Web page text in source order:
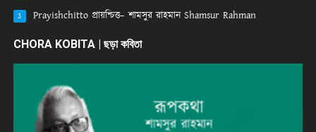
3 Prayishchitto প্রায়শ্চিত্ত– শামসুর রাহমান Shamsur Rahman
CHORA KOBITA | ছড়া কবিতা